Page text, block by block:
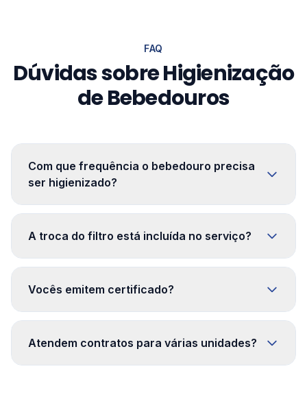
FAQ
Dúvidas sobre Higienização
de Bebedouros
Com que frequência o bebedouro precisa
ser higienizado?
A troca do filtro está incluída no serviço?
Vocês emitem certificado?
Atendem contratos para várias unidades?